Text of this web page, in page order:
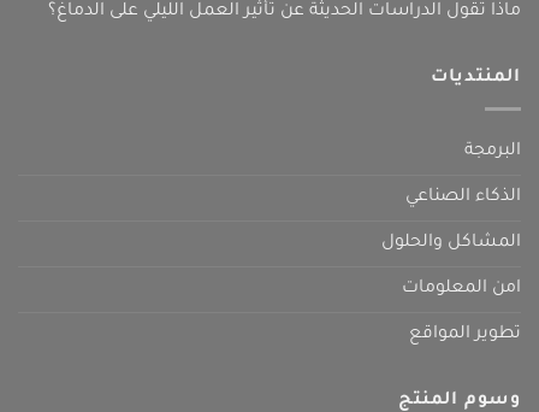
ماذا تقول الدراسات الحديثة عن تأثير العمل الليلي على الدماغ؟
المنتديات
البرمجة
الذكاء الصناعي
المشاكل والحلول
امن المعلومات
تطوير المواقع
وسوم المنتج